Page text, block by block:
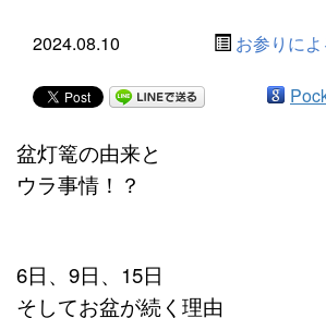
2024.08.10 お参りに
盆灯篭の由来と
ウラ事情！？
6日、9日、15日
そしてお盆が続く理由